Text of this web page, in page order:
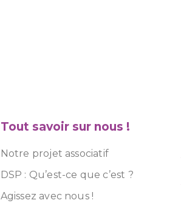
Tout savoir sur nous !
Notre projet associatif
DSP : Qu’est-ce que c’est ?
Agissez avec nous !